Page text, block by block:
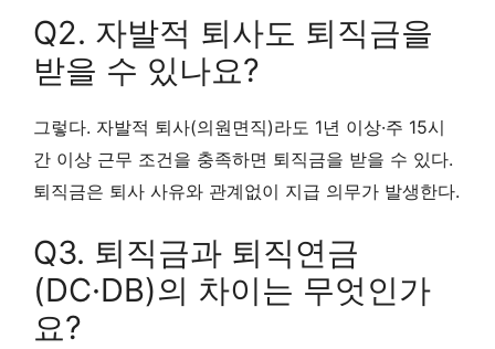
Q2. 자발적 퇴사도 퇴직금을
받을 수 있나요?
그렇다. 자발적 퇴사(의원면직)라도 1년 이상·주 15시
간 이상 근무 조건을 충족하면 퇴직금을 받을 수 있다.
퇴직금은 퇴사 사유와 관계없이 지급 의무가 발생한다.
Q3. 퇴직금과 퇴직연금
(DC·DB)의 차이는 무엇인가
요?